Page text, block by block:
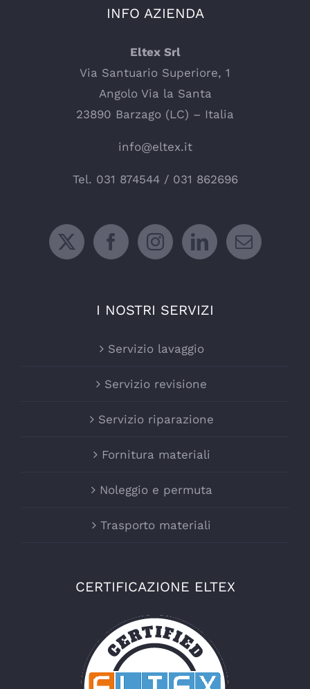
INFO AZIENDA
Eltex Srl
Via Santuario Superiore, 1
Angolo Via la Santa
23890 Barzago (LC) – Italia
info@eltex.it
Tel. 031 874544/ 031 862696
I NOSTRI SERVIZI
Servizio lavaggio
Servizio revisione
Servizio riparazione
Fornitura materiali
Noleggio e permuta
Trasporto materiali
CERTIFICAZIONE ELTEX